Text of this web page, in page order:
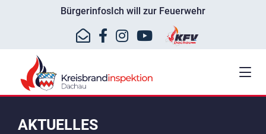
BürgerinfosIch will zur Feuerwehr
AKTUELLES